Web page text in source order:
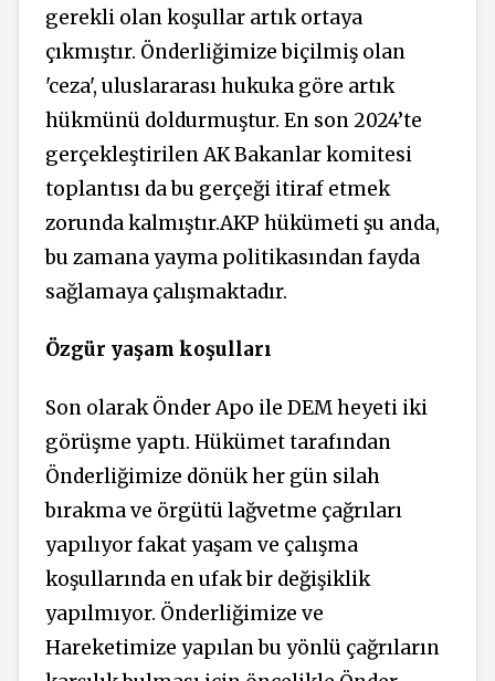
gerekli olan koşullar artık ortaya
çıkmıştır. Önderliğimize biçilmiş olan
'ceza', uluslararası hukuka göre artık
hükmünü doldurmuştur. En son 2024’te
gerçekleştirilen AK Bakanlar komitesi
toplantısı da bu gerçeği itiraf etmek
zorunda kalmıştır.AKP hükümeti şu anda,
bu zamana yayma politikasından fayda
sağlamaya çalışmaktadır.
Özgür yaşam koşulları
Son olarak Önder Apo ile DEM heyeti iki
görüşme yaptı. Hükümet tarafından
Önderliğimize dönük her gün silah
bırakma ve örgütü lağvetme çağrıları
yapılıyor fakat yaşam ve çalışma
koşullarında en ufak bir değişiklik
yapılmıyor. Önderliğimize ve
Hareketimize yapılan bu yönlü çağrıların